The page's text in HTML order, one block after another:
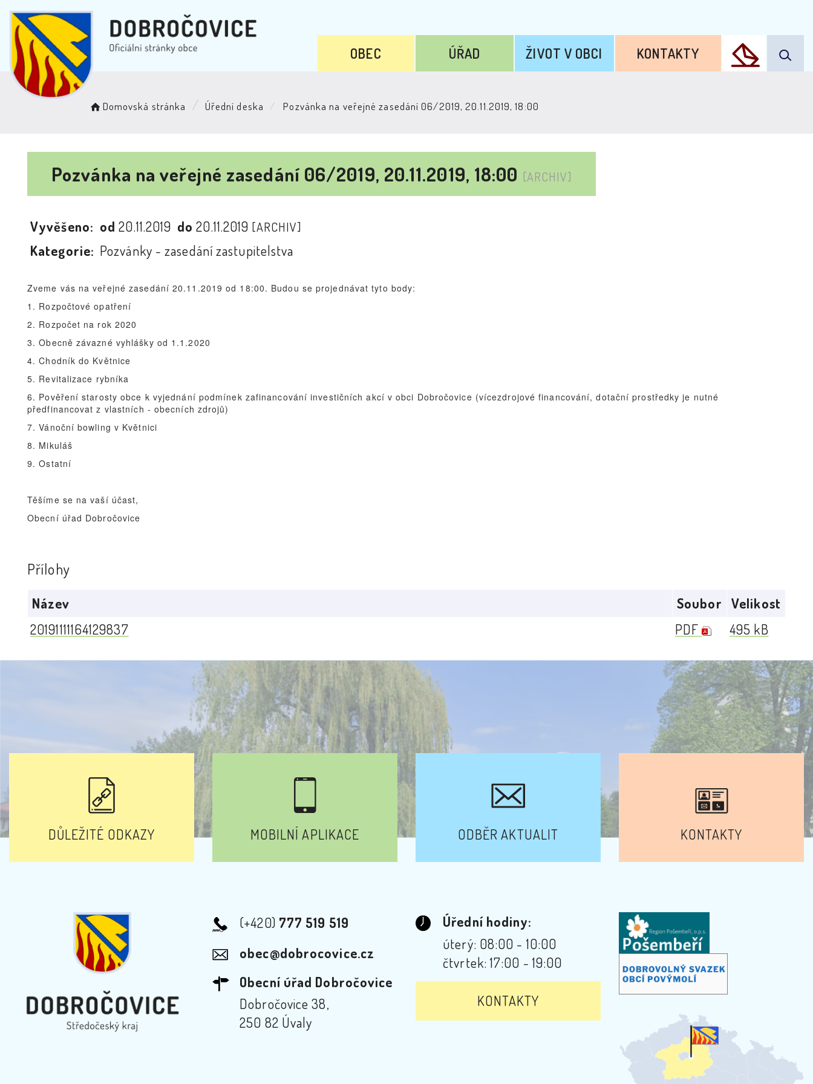
OBEC ÚŘAD ŽIVOT V OBCI KONTAKTY
Domovská stránka Úřední deska Pozvánka na veřejné zasedání 06/2019, 20.11.2019, 18:00
Pozvánka na veřejné zasedání 06/2019, 20.11.2019, 18:00 [ARCHIV]
Vyvěšeno: od20.11.2019 do20.11.2019 [ARCHIV]
Kategorie: Pozvánky - zasedání zastupitelstva
Zveme vás na veřejné zasedání 20.11.2019 od 18:00. Budou se projednávat tyto body:
1. Rozpočtové opatření
2. Rozpočet na rok 2020
3. Obecně závazné vyhlášky od 1.1.2020
4. Chodník do Květnice
5. Revitalizace rybníka
6. Pověření starosty obce k vyjednání podmínek zafinancování investičních akcí v obci Dobročovice (vícezdrojové financování, dotační prostředky je nutné
předfinancovat z vlastních - obecních zdrojů)
7. Vánoční bowling v Květnici
8. Mikuláš
9. Ostatní
Těšíme se na vaší účast,
Obecní úřad Dobročovice
Přílohy
Název Soubor
Velikost
20191111164129837
PDF 495 kB
DŮLEŽITÉ ODKAZY MOBILNÍ APLIKACE ODBĚR AKTUALIT KONTAKTY
(+420) 777 519 519
obec@dobrocovice.cz
Obecní úřad Dobročovice
Dobročovice 38,
250 82 Úvaly
Úřední hodiny:
úterý: 08:00 - 10:00
čtvrtek: 17:00 - 19:00
KONTAKTY